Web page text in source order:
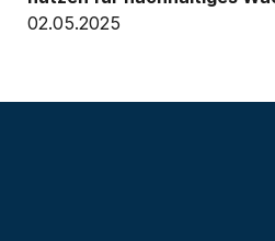
02.05.2025